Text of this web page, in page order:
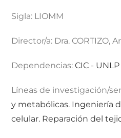
Sigla: LIOMM
Director/a: Dra. CORTIZO,
Dependencias:CIC - UNLP
Líneas de investigación/
y metabólicas. Ingeniería
celular. Reparación del